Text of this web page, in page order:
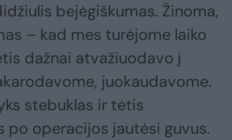
bejėgiškumas. Žinoma,
– kad mes turėjome laiko
dažnai atvažiuodavo į
juokaudavome.
stebuklas ir tėtis
po operacijos jautėsi guvus.